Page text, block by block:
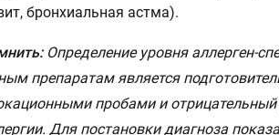
бронхиальная астма).
Определение уровня аллерген-
препаратам является
пробами и отрицательный
Для постановки диагноза